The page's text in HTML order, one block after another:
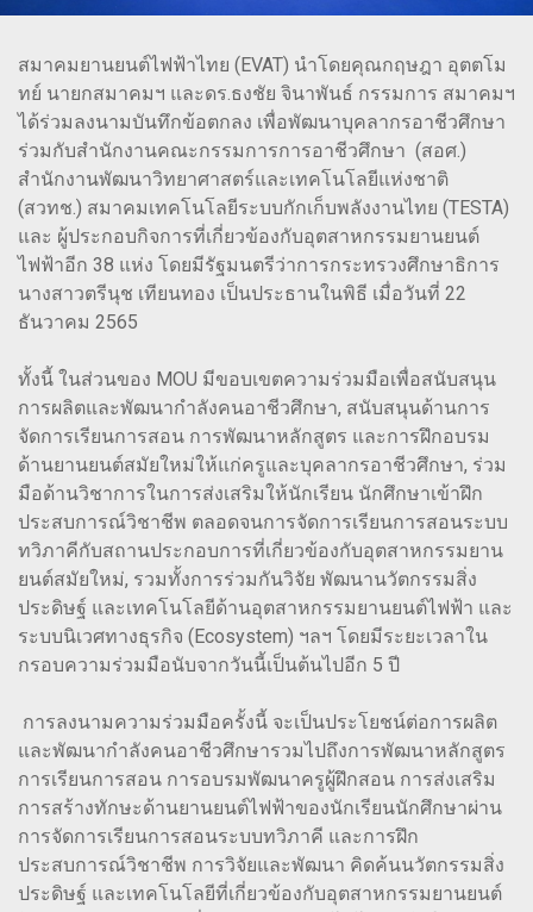
สมาคมยานยนต์ไฟฟ้าไทย (EVAT) นำโดยคุณกฤษฎา อุตตโม
ทย์ นายกสมาคมฯ และดร.ธงชัย จินาพันธ์ กรรมการ สมาคมฯ
ได้ร่วมลงนามบันทึกข้อตกลง เพื่อพัฒนาบุคลากรอาชีวศึกษา
ร่วมกับสำนักงานคณะกรรมการการอาชีวศึกษา (สอศ.)
สำนักงานพัฒนาวิทยาศาสตร์และเทคโนโลยีแห่งชาติ
(สวทช.) สมาคมเทคโนโลยีระบบกักเก็บพลังงานไทย (TESTA)
และ ผู้ประกอบกิจการที่เกี่ยวข้องกับอุตสาหกรรมยานยนต์
ไฟฟ้าอีก 38 แห่ง โดยมีรัฐมนตรีว่าการกระทรวงศึกษาธิการ
นางสาวตรีนุช เทียนทอง เป็นประธานในพิธี เมื่อวันที่ 22
ธันวาคม 2565
ทั้งนี้ ในส่วนของ MOU มีขอบเขตความร่วมมือเพื่อสนับสนุน
การผลิตและพัฒนากำลังคนอาชีวศึกษา, สนับสนุนด้านการ
จัดการเรียนการสอน การพัฒนาหลักสูตร และการฝึกอบรม
ด้านยานยนต์สมัยใหม่ให้แก่ครูและบุคลากรอาชีวศึกษา, ร่วม
มือด้านวิชาการในการส่งเสริมให้นักเรียน นักศึกษาเข้าฝึก
ประสบการณ์วิชาชีพ ตลอดจนการจัดการเรียนการสอนระบบ
ทวิภาคีกับสถานประกอบการที่เกี่ยวข้องกับอุตสาหกรรมยาน
ยนต์สมัยใหม่, รวมทั้งการร่วมกันวิจัย พัฒนานวัตกรรมสิ่ง
ประดิษฐ์ และเทคโนโลยีด้านอุตสาหกรรมยานยนต์ไฟฟ้า และ
ระบบนิเวศทางธุรกิจ (Ecosystem) ฯลฯ โดยมีระยะเวลาใน
กรอบความร่วมมือนับจากวันนี้เป็นต้นไปอีก 5 ปี
การลงนามความร่วมมือครั้งนี้ จะเป็นประโยชน์ต่อการผลิต
และพัฒนากำลังคนอาชีวศึกษารวมไปถึงการพัฒนาหลักสูตร
การเรียนการสอน การอบรมพัฒนาครูผู้ฝึกสอน การส่งเสริม
การสร้างทักษะด้านยานยนต์ไฟฟ้าของนักเรียนนักศึกษาผ่าน
การจัดการเรียนการสอนระบบทวิภาคี และการฝึก
ประสบการณ์วิชาชีพ การวิจัยและพัฒนา คิดค้นนวัตกรรมสิ่ง
ประดิษฐ์ และเทคโนโลยีที่เกี่ยวข้องกับอุตสาหกรรมยานยนต์